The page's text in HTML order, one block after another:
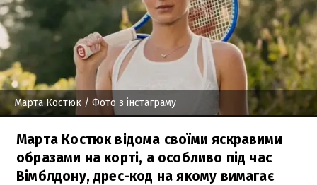
Марта Костюк / Фото з інстаграму
Марта Костюк відома своїми яскравими
образами на корті, а особливо під час
Вімблдону, дрес-код на якому вимагає